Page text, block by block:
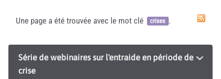
Une page a été trouvée avec le mot clé crises .
Série de webinaires sur l'entraide en période de
crise